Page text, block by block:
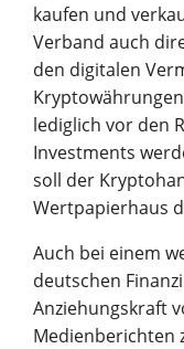
kaufen und
Verband auch
den digitalen
lediglich vor den
Investments
soll der
Wertpapierhaus
Auch bei einem
deutschen
Anziehungskraft
Medienberichten